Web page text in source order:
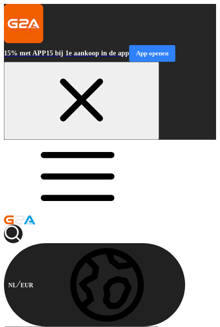
15% met APP15 bij 1e aankoop in de app App openen
NL EUR